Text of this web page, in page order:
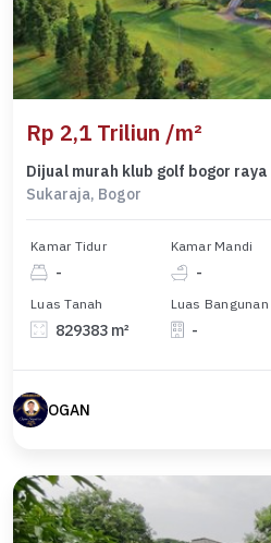
Rp 2,1 Triliun /m²
Sukaraja, Bogor
Kamar Tidur
-
Kamar Mandi
-
Luas Tanah
829383 m²
Luas Bangunan
-
OGAN